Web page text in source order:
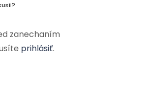
zanechaním
prihlásiť.